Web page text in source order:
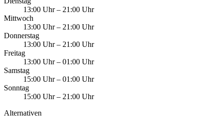
13:00 Uhr– 21:00 Uhr
Mittwoch
13:00 Uhr– 21:00 Uhr
Donnerstag
13:00 Uhr– 21:00 Uhr
Freitag
13:00 Uhr– 01:00 Uhr
Samstag
15:00 Uhr– 01:00 Uhr
Sonntag
15:00 Uhr– 21:00 Uhr
Alternativen